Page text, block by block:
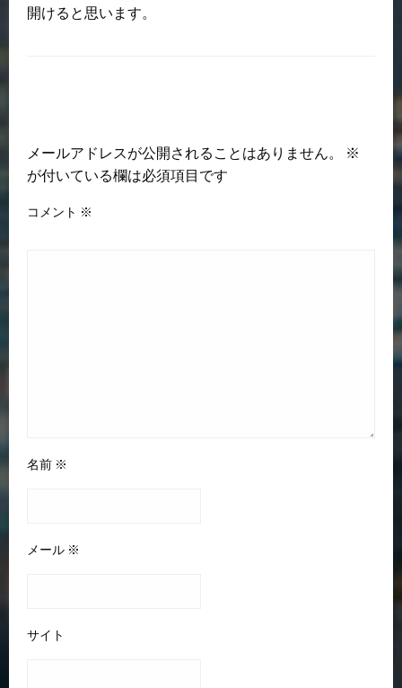
開けると思います。
メールアドレスが公開されることはありません。
※
が付いている欄は必須項目です
コメント ※
名前 ※
メール ※
サイト